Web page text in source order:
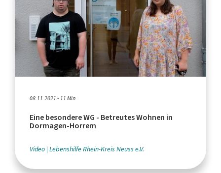
08.11.2021 - 11 Min.
Eine besondere WG - Betreutes Wohnen in
Dormagen-Horrem
Video Lebenshilfe Rhein-Kreis Neuss e.V.